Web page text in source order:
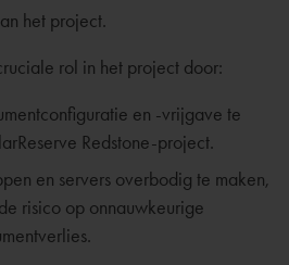
het project.
rol in het project door:
en -vrijgave te
Redstone-project.
en servers overbodig te maken,
risico op onnauwkeurige